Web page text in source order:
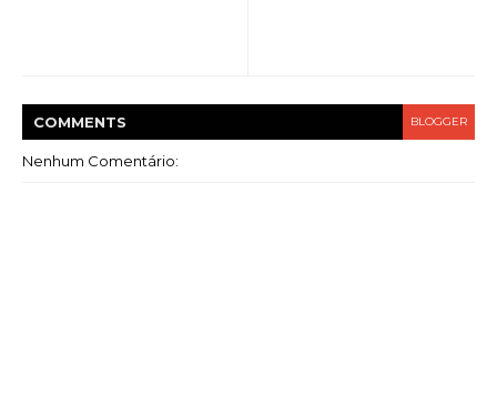
COMMENTS BLOGGER
Nenhum Comentário: